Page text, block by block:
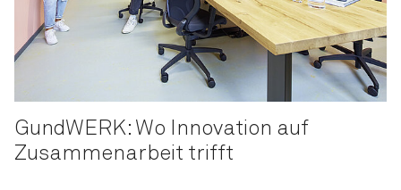
GundWERK: Wo Innovation auf
Zusammenarbeit trifft